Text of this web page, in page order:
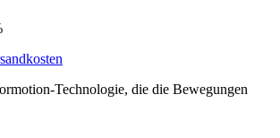
Technologie, die die Bewegungen